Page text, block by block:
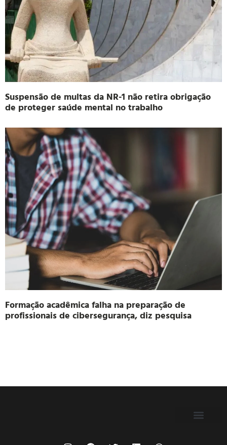
Suspensão de multas da NR-1 não retira obrigação
de proteger saúde mental no trabalho
Formação acadêmica falha na preparação de
profissionais de cibersegurança, diz pesquisa